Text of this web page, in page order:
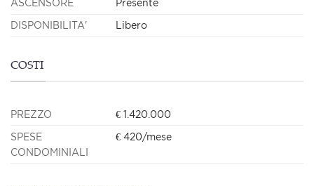
ASCENSORE Presente
DISPONIBILITA' Libero
COSTI
PREZZO € 1.420.000
SPESE
CONDOMINIALI
€ 420/mese